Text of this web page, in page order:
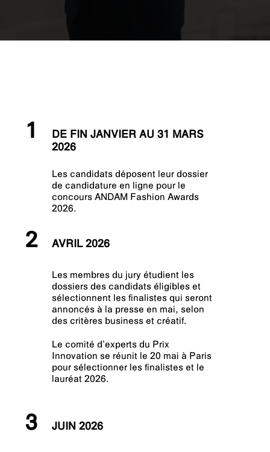
1
DE FIN JANVIER AU 31 MARS
2026
Les candidats déposent leur dossier
de candidature en ligne pour le
concours ANDAM Fashion Awards
2026.
2 AVRIL 2026
Les membres du jury étudient les
dossiers des candidats éligibles et
sélectionnent les finalistes qui seront
annoncés à la presse en mai, selon
des critères business et créatif.
Le comité d’experts du Prix
Innovation se réunit le 20 mai à Paris
pour sélectionner les finalistes et le
lauréat 2026.
3 JUIN 2026